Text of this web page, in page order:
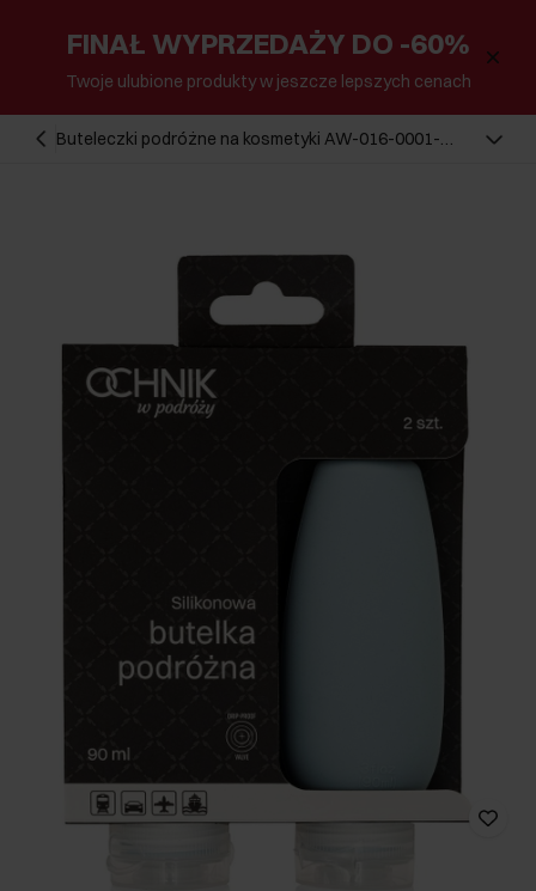
FINAŁ WYPRZEDAŻY DO -60%
Twoje ulubione produkty w jeszcze lepszych cenach
Buteleczki podróżne na kosmetyki AW-016-0001-